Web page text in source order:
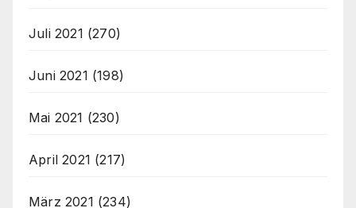
Juli 2021 (270)
Juni 2021 (198)
Mai 2021 (230)
April 2021 (217)
März 2021 (234)